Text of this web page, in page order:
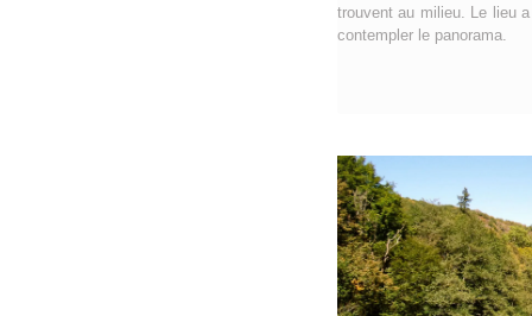
trouvent au milieu. Le lieu
contempler le panorama.